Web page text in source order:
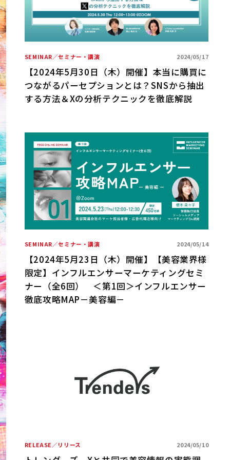
SEMINAR／セミナー・講演 2024/05/17
【2024年5月30日（木）開催】本当に購買に
つながるパーセプションとは？SNSから抽出
する方法＆Xの分析テクニックを徹底解説
SEMINAR／セミナー・講演 2024/05/14
【2024年5月23日（木）開催】【美容業界様
限定】インフルエンサーマーケティングセミ
ナー（全6回） ＜第1回＞インフルエンサー
徹底攻略MAP－美容編－
RELEASE／リリース 2024/05/10